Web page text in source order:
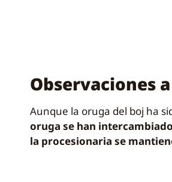
Observaciones
Aunque la oruga del boj ha
oruga se han
la procesionaria se